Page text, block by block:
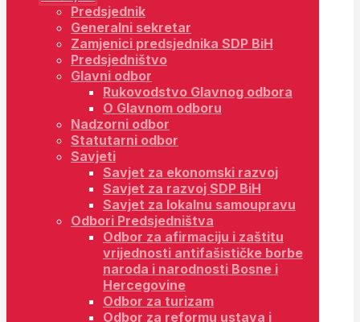
Predsjednik
Generalni sekretar
Zamjenici predsjednika SDP BiH
Predsjedništvo
Glavni odbor
Rukovodstvo Glavnog odbora
O Glavnom odboru
Nadzorni odbor
Statutarni odbor
Savjeti
Savjet za ekonomski razvoj
Savjet za razvoj SDP BiH
Savjet za lokalnu samoupravu
Odbori Predsjedništva
Odbor za afirmaciju i zaštitu
vrijednosti antifašističke borbe
naroda i narodnosti Bosne i
Hercegovine
Odbor za turizam
Odbor za reformu ustava i